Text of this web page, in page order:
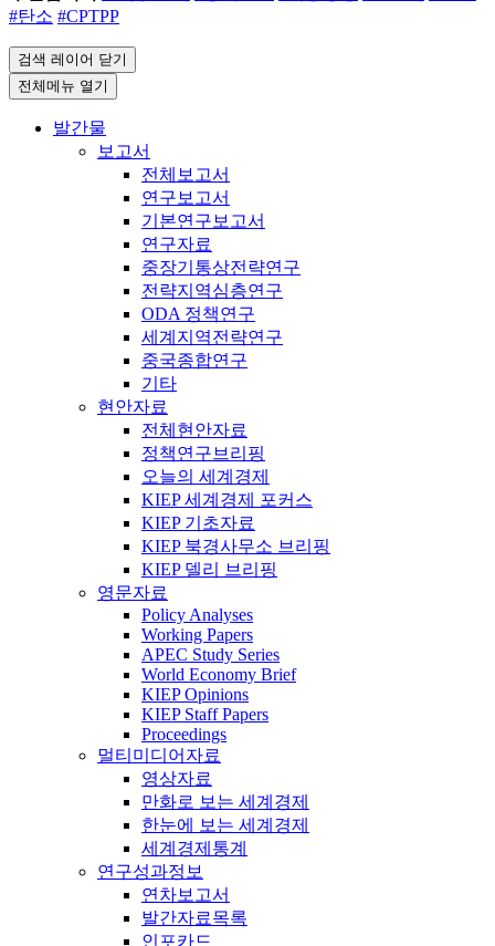
#탄소 #CPTPP
검색 레이어 닫기
전체메뉴 열기
발간물
보고서
전체보고서
연구보고서
기본연구보고서
연구자료
중장기통상전략연구
전략지역심층연구
ODA 정책연구
세계지역전략연구
중국종합연구
기타
현안자료
전체현안자료
정책연구브리핑
오늘의 세계경제
KIEP 세계경제 포커스
KIEP 기초자료
KIEP 북경사무소 브리핑
KIEP 델리 브리핑
영문자료
Policy Analyses
Working Papers
APEC Study Series
World Economy Brief
KIEP Opinions
KIEP Staff Papers
Proceedings
멀티미디어자료
영상자료
만화로 보는 세계경제
한눈에 보는 세계경제
세계경제통계
연구성과정보
연차보고서
발간자료목록
인포카드